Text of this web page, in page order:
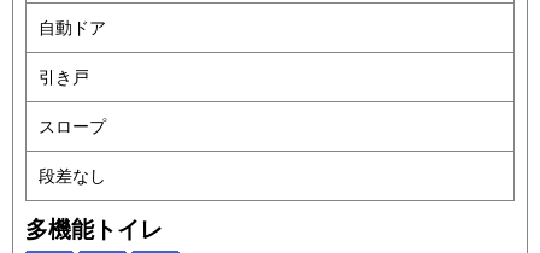
自動ドア
引き戸
スロープ
段差なし
多機能トイレ